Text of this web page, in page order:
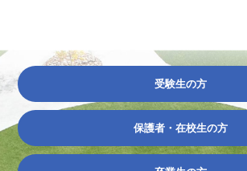
受験生の方
保護者・在校生の方